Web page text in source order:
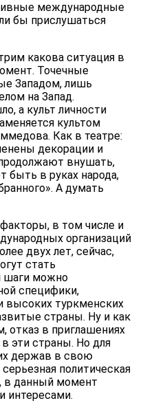
международные
бы прислушаться
какова ситуация в
Точечные
Западом, лишь
на Запад.
а культ личности
культом
Как в театре:
декорации и
внушать,
быть в руках народа,
А думать
в том числе и
организаций
двух лет, сейчас,
стать
шаги можно
специфики,
высоких туркменских
страны. Ну и как
отказ в приглашениях
эти страны. Но для
держав в свою
политическая
в данный момент
интересами.